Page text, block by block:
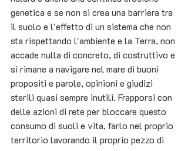
genetica e se non si crea una barriera tra
il suolo e l'effetto di un sistema che non
sta rispettando l'ambiente e la Terra, non
accade nulla di concreto, di costruttivo e
si rimane a navigare nel mare di buoni
propositi e parole, opinioni e giudizi
sterili quasi sempre inutili. Frapporsi con
delle azioni di rete per bloccare questo
consumo di suoli e vita, farlo nel proprio
territorio lavorando il proprio pezzo di